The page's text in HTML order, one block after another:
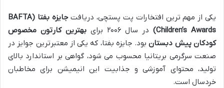
یکی از مهم ترین افتخارات پت پستچی، دریافت
جایزه بفتا (BAFTA
Children’s Awards) در سال ۲۰۰۶ برای
بهترین کارتون مخصوص
کودکان پیش دبستانبود. جایزه بفتا، که یکی از معتبرترین جوایز در
صنعت سرگرمی بریتانیا محسوب می شود، گواهی بر استاندارد بالای
تولید، محتوای آموزشی و جذابیت این انیمیشن برای مخاطبان
خردسال است.